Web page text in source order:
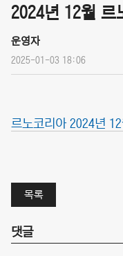
2024년 12월 르
운영자
2025-01-03 18:06
르노코리아 2024년
목록
댓글